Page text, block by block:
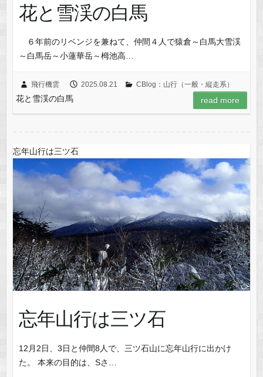
花と雪渓の白馬
６年前のリベンジを兼ねて、仲間４人で猿倉～白馬大雪渓
～白馬岳～小蓮華岳～栂池高…
飛行機雲 2025.08.21 CBlog：山行（一般・縦走系）
花と雪渓の白馬 read more
忘年山行は三ツ石
忘年山行は三ツ石
12月2日、3日と仲間8人で、三ツ石山に忘年山行に出かけ
た。 本来の目的は、Sさ…